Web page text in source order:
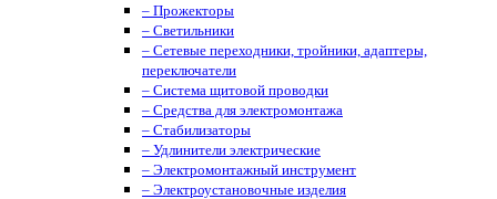
– Прожекторы
– Светильники
– Сетевые переходники, тройники, адаптеры,
переключатели
– Система щитовой проводки
– Средства для электромонтажа
– Стабилизаторы
– Удлинители электрические
– Электромонтажный инструмент
– Электроустановочные изделия